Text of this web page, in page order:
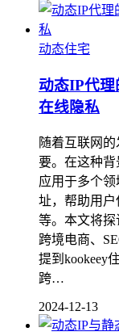
动态住宅
动态IP代
在线隐私
随着互联网
要。在这种
应用于多个
址，帮助用
等。本文将
跨境电商、
提到kookeey
跨…
2024-12-13